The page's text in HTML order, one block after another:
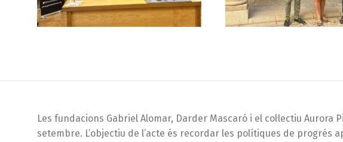
Les fundacions Gabriel Alomar, Darder Mascaró i el col·lectiu
setembre. L’objectiu de l’acte és recordar les polítiques de progrés